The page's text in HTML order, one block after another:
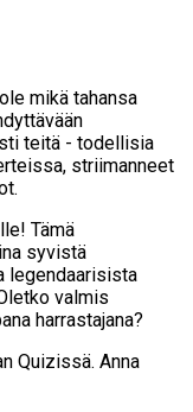
mikä tahansa
teitä - todellisia
striimanneet
Tämä
syvistä
legendaarisista
valmis
harrastajana?
Quizissä. Anna